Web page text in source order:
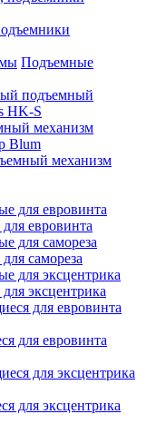
Подъемные
подъемный
HK-S
механизм
Blum
механизм
евровинта
самореза
эксцентрика
для евровинта
для эксцентрика